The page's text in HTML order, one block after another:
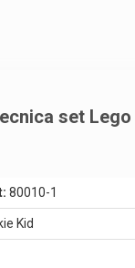
set Lego
80010-1
Kid